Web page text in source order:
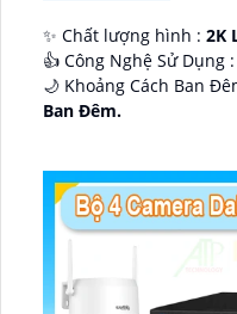
✨ Chất lượng hình : 2K
👍 Công Nghệ Sử Dụng :
Ban Ðêm.